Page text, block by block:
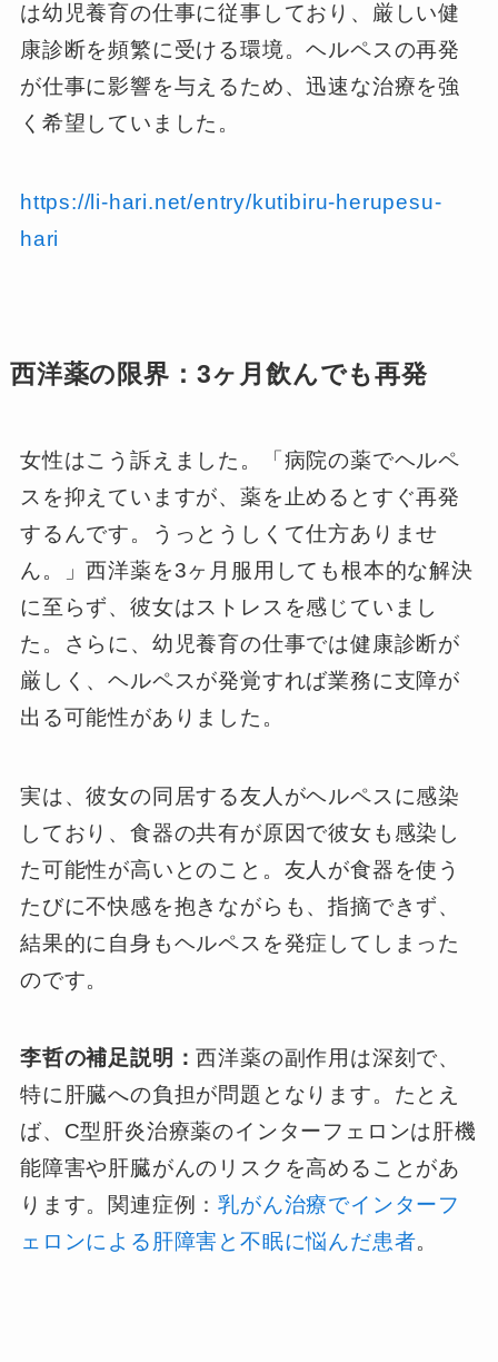
は幼児養育の仕事に従事しており、厳しい健
康診断を頻繁に受ける環境。ヘルペスの再発
が仕事に影響を与えるため、迅速な治療を強
く希望していました。
https://li-hari.net/entry/kutibiru-herupesu-
hari
西洋薬の限界：3ヶ月飲んでも再発
女性はこう訴えました。「病院の薬でヘルペ
スを抑えていますが、薬を止めるとすぐ再発
するんです。うっとうしくて仕方ありませ
ん。」西洋薬を3ヶ月服用しても根本的な解決
に至らず、彼女はストレスを感じていまし
た。さらに、幼児養育の仕事では健康診断が
厳しく、ヘルペスが発覚すれば業務に支障が
出る可能性がありました。
実は、彼女の同居する友人がヘルペスに感染
しており、食器の共有が原因で彼女も感染し
た可能性が高いとのこと。友人が食器を使う
たびに不快感を抱きながらも、指摘できず、
結果的に自身もヘルペスを発症してしまった
のです。
李哲の補足説明：西洋薬の副作用は深刻で、
特に肝臓への負担が問題となります。たとえ
ば、C型肝炎治療薬のインターフェロンは肝機
能障害や肝臓がんのリスクを高めることがあ
ります。関連症例：乳がん治療でインターフ
ェロンによる肝障害と不眠に悩んだ患者。